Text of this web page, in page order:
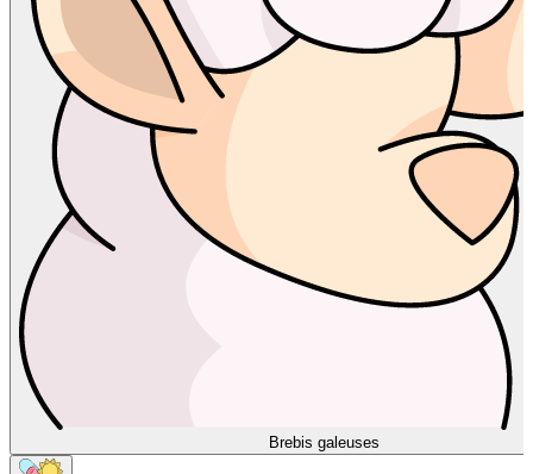
Brebis galeuses